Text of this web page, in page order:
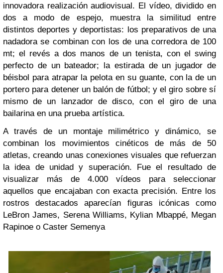
innovadora realización audiovisual. El vídeo, dividido en
dos a modo de espejo, muestra la similitud entre
distintos deportes y deportistas: los preparativos de una
nadadora se combinan con los de una corredora de 100
mt;el revés a dos manos de un tenista, con el swing
perfecto de un bateador; la estirada de un jugador de
béisbol para atrapar la pelota en su guante, con lade un
portero para detener un balón de fútbol; y el giro sobre sí
mismo de un lanzador de disco, con el giro de una
bailarina en una prueba artística.
A través de un montaje milimétrico y dinámico, se
combinan los movimientos cinéticos de más de 50
atletas, creando unas conexiones visuales que refuerzan
la idea de unidad y superación. Fue el resultado de
visualizar más de 4.000 vídeos para seleccionar
aquellos que encajaban con exacta precisión. Entre los
rostros destacados aparecían figuras icónicas como
LeBron James, Serena Williams, Kylian Mbappé, Megan
Rapinoe o Caster Semenya